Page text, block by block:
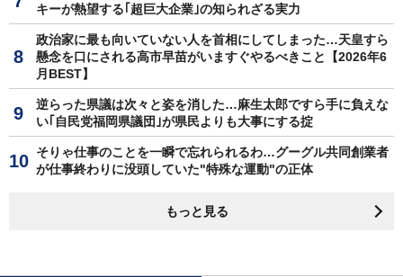
キーが熱望する｢超巨大企業｣の知られざる実力
政治家に最も向いていない人を首相にしてしまった…天皇すら
懸念を口にされる高市早苗がいますぐやるべきこと【2026年6
月BEST】
逆らった県議は次々と姿を消した…麻生太郎ですら手に負えな
い｢自民党福岡県議団｣が県民よりも大事にする掟
そりゃ仕事のことを一瞬で忘れられるわ…グーグル共同創業者
が仕事終わりに没頭していた"特殊な運動"の正体
もっと見る